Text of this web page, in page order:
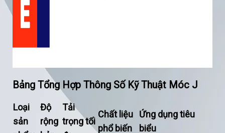
Bảng Tổng Hợp Thông Số Kỹ Thuật Móc J
Loại
sản
Độ
rộng
Tải
trọng tối
Chất liệu
phổ biến
Ứng dụng tiêu
biểu